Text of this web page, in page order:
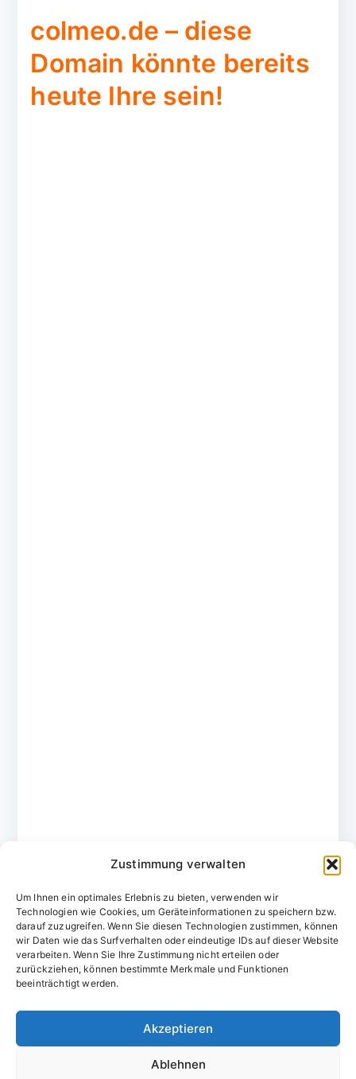
Zustimmung verwalten
Um Ihnen ein optimales Erlebnis zu bieten, verwenden wir
Technologien wie Cookies, um Geräteinformationen zu speichern bzw.
darauf zuzugreifen. Wenn Sie diesen Technologien zustimmen, können
wir Daten wie das Surfverhalten oder eindeutige IDs auf dieser Website
verarbeiten. Wenn Sie Ihre Zustimmung nicht erteilen oder
zurückziehen, können bestimmte Merkmale und Funktionen
beeinträchtigt werden.
Akzeptieren
Ablehnen
colmeo.de – diese
Domain könnte bereits
heute Ihre sein!
Domainvergabestelle.de